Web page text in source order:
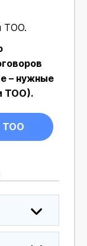
ТОО.
– нужные
ТОО).
ТОО